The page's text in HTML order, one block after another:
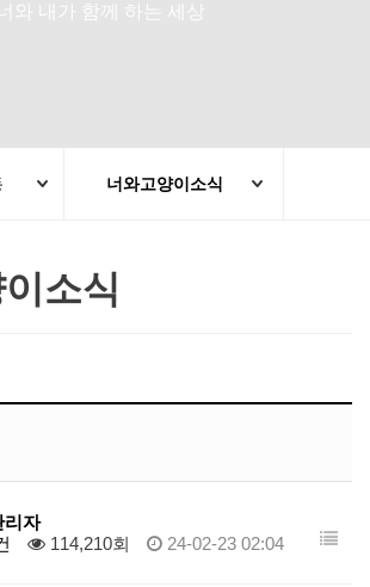
와 내가 함께 하는 세상
너와고양이소식
소식
리자
114,210회 24-02-23 02:04